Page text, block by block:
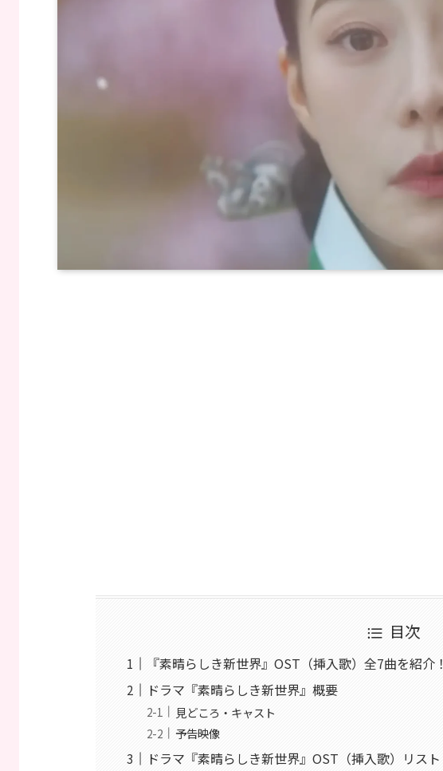
目次
『素晴らしき新世界』OST（挿入歌）全7曲を紹介！
ドラマ『素晴らしき新世界』概要
見どころ・キャスト
予告映像
ドラマ『素晴らしき新世界』OST（挿入歌）リスト